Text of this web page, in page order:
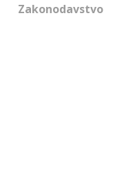
Zakonodavstvo